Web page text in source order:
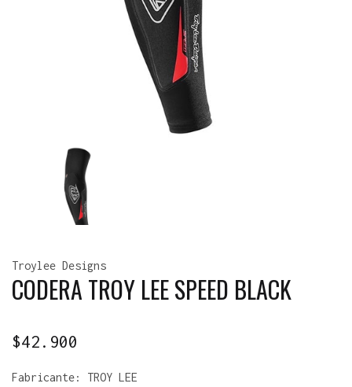
Troylee Designs
CODERA TROY LEE SPEED BLACK
$42.900
Fabricante: TROY LEE